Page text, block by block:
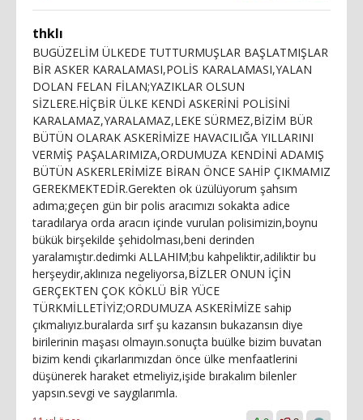
thklı
BUGÜZELİM ÜLKEDE TUTTURMUŞLAR BAŞLATMIŞLAR
BİR ASKER KARALAMASI,POLİS KARALAMASI,YALAN
DOLAN FELAN FİLAN;YAZIKLAR OLSUN
SİZLERE.HİÇBİR ÜLKE KENDİ ASKERİNİ POLİSİNİ
KARALAMAZ,YARALAMAZ,LEKE SÜRMEZ,BİZİM BÜR
BÜTÜN OLARAK ASKERİMİZE HAVACILIĞA YILLARINI
VERMİŞ PAŞALARIMIZA,ORDUMUZA KENDİNİ ADAMIŞ
BÜTÜN ASKERLERİMİZE BİRAN ÖNCE SAHİP ÇIKMAMIZ
GEREKMEKTEDİR.Gerekten ok üzülüyorum şahsım
adıma;geçen gün bir polis aracımızı sokakta adice
taradılarya orda aracın içinde vurulan polisimizin,boynu
bükük birşekilde şehidolması,beni derinden
yaralamıştır.dedimki ALLAHIM;bu kahpeliktir,adiliktir bu
herşeydir,aklınıza negeliyorsa,BİZLER ONUN İÇİN
GERÇEKTEN ÇOK KÖKLÜ BİR YÜCE
TÜRKMİLLETİYİZ;ORDUMUZA ASKERİMİZE sahip
çıkmalıyız.buralarda sırf şu kazansın bukazansın diye
birilerinin maşası olmayın.sonuçta buülke bizim buvatan
bizim kendi çıkarlarımızdan önce ülke menfaatlerini
düşünerek haraket etmeliyiz,işide bırakalım bilenler
yapsın.sevgi ve saygılarımla.